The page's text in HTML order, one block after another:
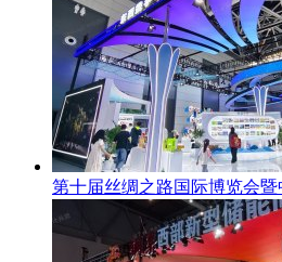
第十届丝绸之路国际博览会